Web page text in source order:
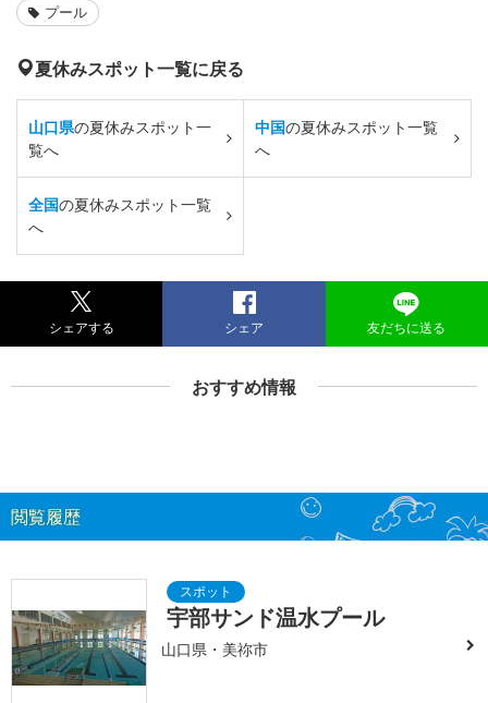
プール
夏休みスポット一覧に戻る
山口県の夏休みスポット一
覧へ
中国の夏休みスポット一覧
へ
全国の夏休みスポット一覧
へ
シェアする シェア 友だちに送る
おすすめ情報
閲覧履歴
宇部サンド温水プール
山口県・美祢市